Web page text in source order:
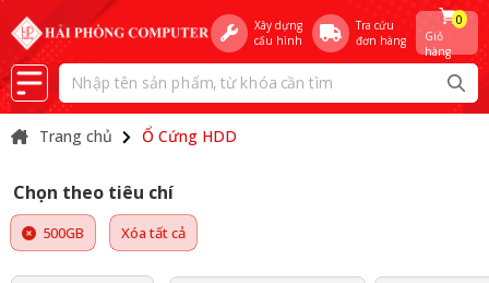
Xây dựng
cấu hình
Tra cứu
đơn hàng
Giỏ
hàng
0
Trang chủ Ổ Cứng HDD
Chọn theo tiêu chí
500GB Xóa tất cả